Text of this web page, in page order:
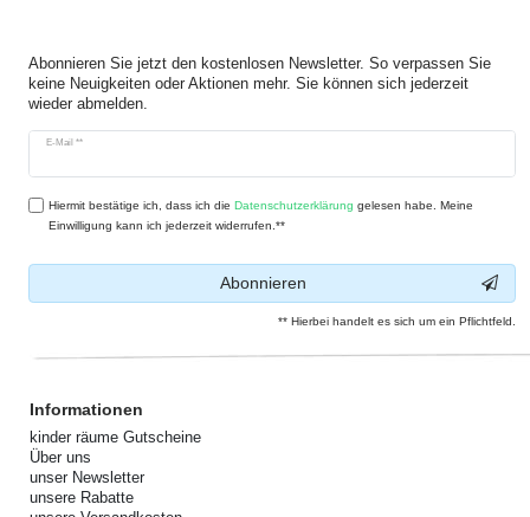
Abonnieren Sie jetzt den kostenlosen Newsletter. So verpassen Sie
keine Neuigkeiten oder Aktionen mehr. Sie können sich jederzeit
wieder abmelden.
E-Mail **
Newsletter
Hiermit bestätige ich, dass ich dieDaten­schutz­erklärung gelesen habe. Meine
Einwilligung kann ich jederzeit widerrufen.**
Abonnieren
** Hierbei handelt es sich um ein Pflichtfeld.
Informationen
kinder räume Gutscheine
Über uns
unser Newsletter
unsere Rabatte